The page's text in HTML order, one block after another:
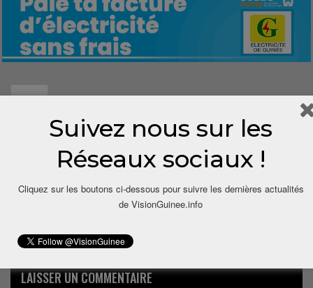
Share
LAISSER UN COMMENTAIRE
Suivez nous sur les
Réseaux sociaux !
Cliquez sur les boutons ci-dessous pour suivre les dernières actualités
de VisionGuinee.info